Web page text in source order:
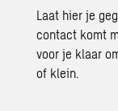
Laat hier je
contact komt
voor je klaar
of klein.